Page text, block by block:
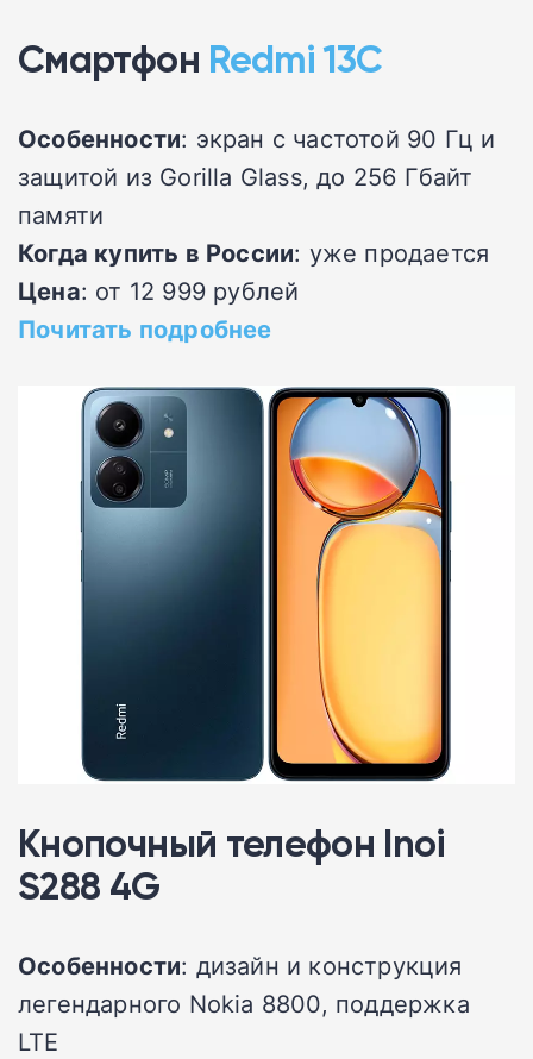
Смартфон Redmi 13C
Особенности: экран с частотой 90 Гц и
защитой из Gorilla Glass, до 256 Гбайт
памяти
Когда купить в России: уже продается
Цена: от 12 999 рублей
Почитать подробнее
Кнопочный телефон Inoi
S288 4G
Особенности: дизайн и конструкция
легендарного Nokia 8800, поддержка
LTE